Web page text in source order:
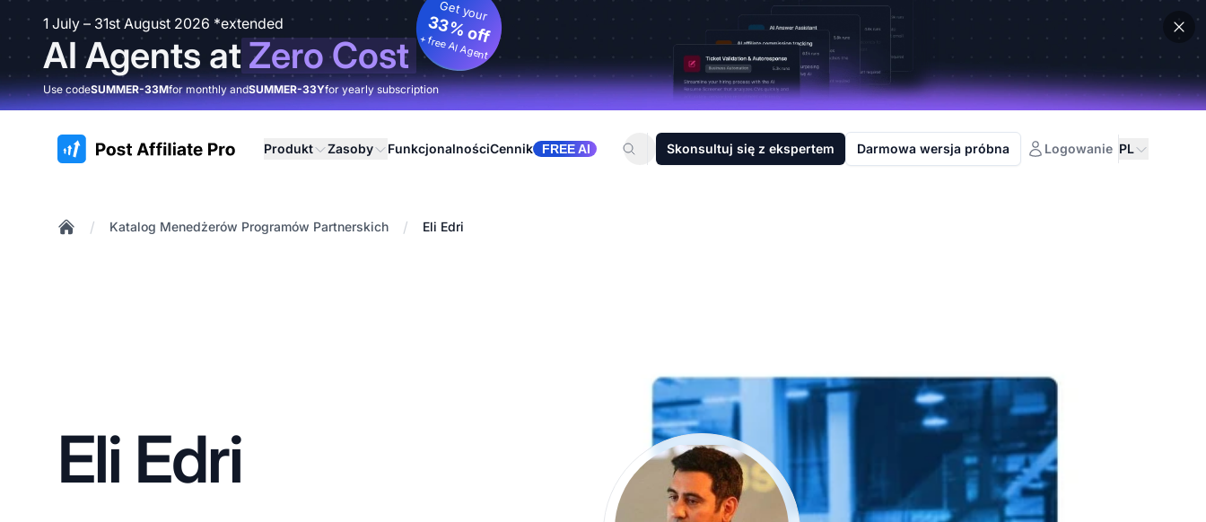
1 July – 31st August 2026 *extended
AI Agents atZero Cost
Get your
33% off
+ free AI Agent
Use codeSUMMER-33Mfor monthly andSUMMER-33Yfor yearly subscription
:site.title Produkt Zasoby FunkcjonalnościCennik FREE AI Skonsultuj się z ekspertem Darmowa wersja próbna Logowanie PL
/ Katalog Menedżerów Programów Partnerskich / Eli Edri
Eli Edri